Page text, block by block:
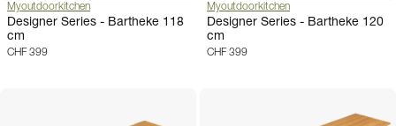
Myoutdoorkitchen
Designer Series - Bartheke 118
cm
CHF 399
Myoutdoorkitchen
Designer Series - Bartheke 120
cm
CHF 399